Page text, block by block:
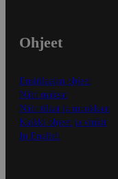
Ohjeet
Ensitilaajan ohjeet
Näin maksat
Näin tilaat ja muokkaat
Kaikki ohjeet ja vinkit
In English